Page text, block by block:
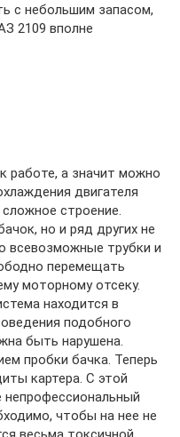
с небольшим запасом,
2109 вполне
работе, а значит можно
двигателя
строение.
но и ряд других не
всевозможные трубки и
перемещать
моторному отсеку.
находится в
подобного
быть нарушена.
пробки бачка. Теперь
картера. С этой
чтобы на нее не